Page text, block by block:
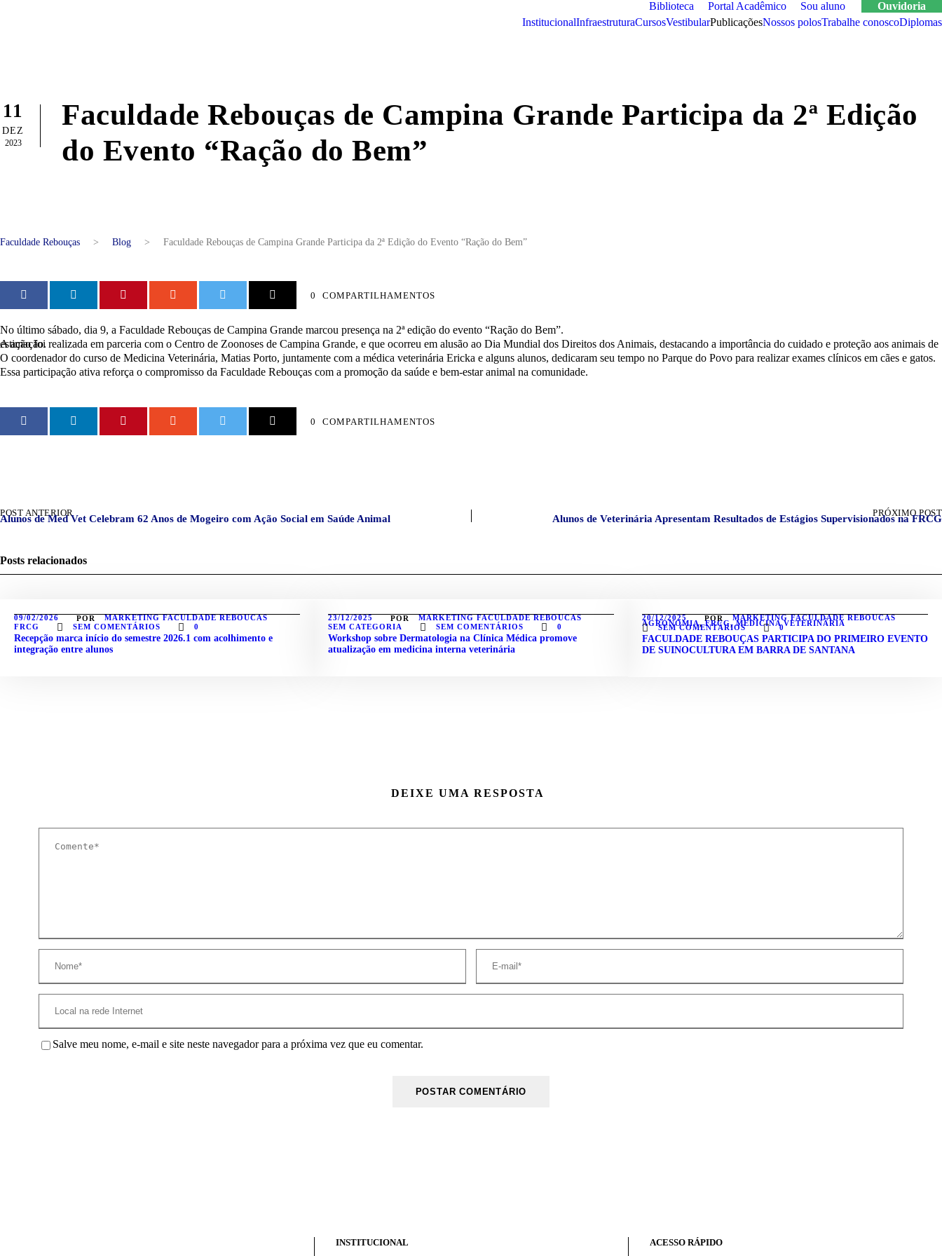
Biblioteca Portal Acadêmico Sou aluno
Ouvidoria
institucional infraestrutura cursos vestibular publicações nossos polos trabalhe conosco Diplomas
11
DEZ
2023
Faculdade Rebouças de Campina Grande Participa da 2ª Edição
do Evento “Ração do Bem”
Faculdade Rebouças > Blog > Faculdade Rebouças de Campina Grande Participa da 2ª Edição do Evento “Ração do Bem”
0 COMPARTILHAMENTOS
No último sábado, dia 9, a Faculdade Rebouças de Campina Grande marcou presença na 2ª edição do evento “Ração do Bem”.
A ação foi realizada em parceria com o Centro de Zoonoses de Campina Grande, e que ocorreu em alusão ao Dia Mundial dos Direitos dos Animais, destacando a importância do cuidado e proteção aos animais de estimação.
O coordenador do curso de Medicina Veterinária, Matias Porto, juntamente com a médica veterinária Ericka e alguns alunos, dedicaram seu tempo no Parque do Povo para realizar exames clínicos em cães e gatos.
Essa participação ativa reforça o compromisso da Faculdade Rebouças com a promoção da saúde e bem-estar animal na comunidade.
0 COMPARTILHAMENTOS
POST ANTERIOR
Alunos de Med Vet Celebram 62 Anos de Mogeiro com Ação Social em Saúde Animal
PRÓXIMO POST
Alunos de Veterinária Apresentam Resultados de Estágios Supervisionados na FRCG
Posts relacionados
09/02/2026 POR
MARKETING FACULDADE REBOUCAS
FRCG
SEM COMENTÁRIOS 0
Recepção marca início do semestre 2026.1 com acolhimento e
integração entre alunos
23/12/2025 POR
MARKETING FACULDADE REBOUCAS
SEM CATEGORIA
SEM COMENTÁRIOS 0
Workshop sobre Dermatologia na Clínica Médica promove
atualização em medicina interna veterinária
20/12/2025 POR MARKETING FACULDADE REBOUCAS
AGRONOMIA, FRCG, MEDICINA VETERINÁRIA
SEM COMENTÁRIOS 0
FACULDADE REBOUÇAS PARTICIPA DO PRIMEIRO EVENTO
DE SUINOCULTURA EM BARRA DE SANTANA
DEIXE UMA RESPOSTA
Salve meu nome, e-mail e site neste navegador para a próxima vez que eu comentar.
INSTITUCIONAL ACESSO RÁPIDO